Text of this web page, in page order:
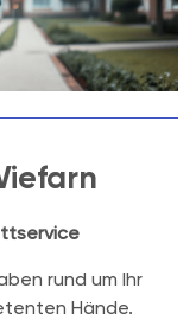
rund um Ihr
Hände.